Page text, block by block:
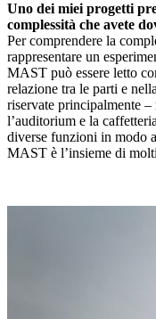
Uno dei miei progetti
complessità che avete
Per comprendere la
rappresentare un
MAST può essere letto
relazione tra le parti e
riservate principalmente
l’auditorium e la
diverse funzioni in modo
MAST è l’insieme di